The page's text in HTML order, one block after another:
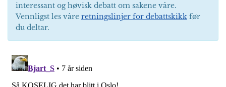
interessant og høvisk debatt om sakene våre.
Vennligst les våre retningslinjer for debattskikk før
du deltar.